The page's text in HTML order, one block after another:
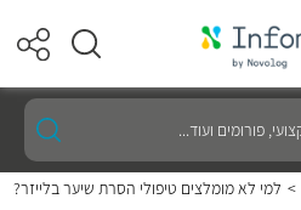
> למי לא מומלצים טיפולי הסרת שיער בלייזר?